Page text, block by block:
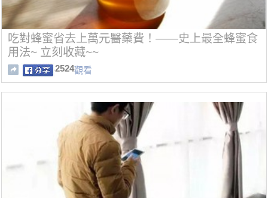
吃對蜂蜜省去上萬元醫藥費！——史上最全蜂蜜食
用法~ 立刻收藏~~
2524觀看